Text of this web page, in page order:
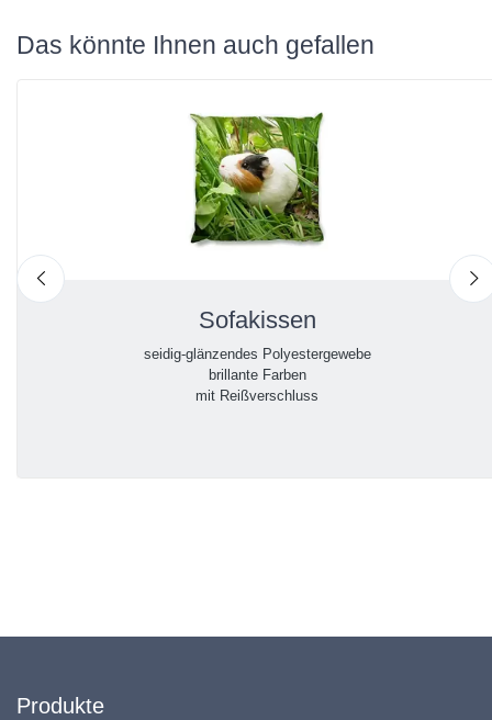
Das könnte Ihnen auch gefallen
Sofakissen
seidig-glänzendes Polyestergewebe
brillante Farben
mit Reißverschluss
Produkte